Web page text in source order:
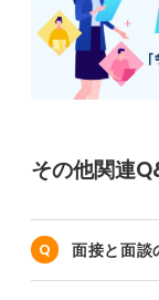
その他関連
面接と面談